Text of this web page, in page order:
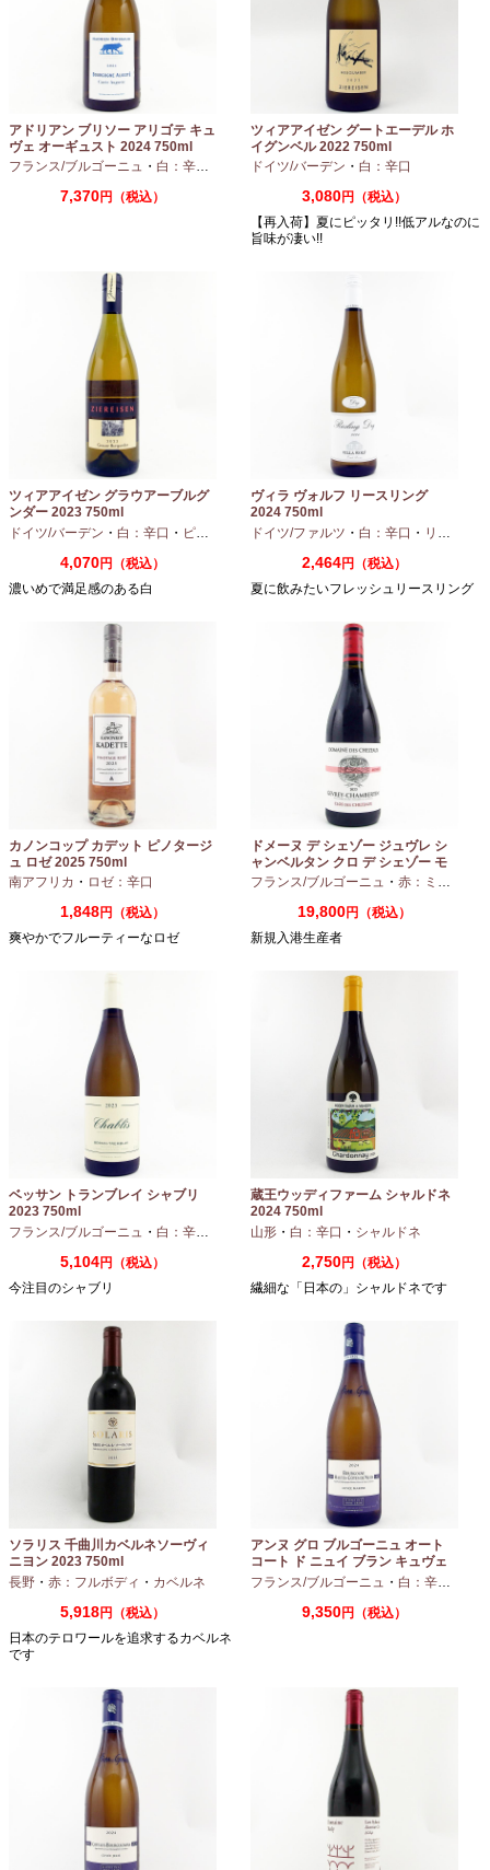
アドリアン ブリソー アリゴテ キュ
ヴェ オーギュスト 2024 750ml
フランス/ブルゴーニュ ・ 白：辛口 アリゴテ
7,370円（税込）
ツィアアイゼン グートエーデル ホ
イグンベル 2022 750ml
ドイツ/バーデン ・ 白：辛口
3,080円（税込）
【再入荷】夏にピッタリ!!低アルなのに
旨味が凄い!!
ツィアアイゼン グラウアーブルグ
ンダー 2023 750ml
ドイツ/バーデン ・ 白：辛口 ・ ピノグリ
4,070円（税込）
濃いめで満足感のある白
ヴィラ ヴォルフ リースリング
2024 750ml
ドイツ/ファルツ ・ 白：辛口 ・ リースリング
2,464円（税込）
夏に飲みたいフレッシュリースリング
カノンコップ カデット ピノタージ
ュ ロゼ 2025 750ml
南アフリカ ・ ロゼ：辛口
1,848円（税込）
爽やかでフルーティーなロゼ
ドメーヌ デ シェゾー ジュヴレ シ
ャンベルタン クロ デ シェゾー モ
ノポール 2023 750ml
フランス/ブルゴーニュ ・ 赤：ミディアムボディ
19,800円（税込）
新規入港生産者
ベッサン トランブレイ シャブリ
2023 750ml
フランス/ブルゴーニュ ・ 白：辛口 シャルドネ
5,104円（税込）
今注目のシャブリ
蔵王ウッディファーム シャルドネ
2024 750ml
山形 ・ 白：辛口 ・ シャルドネ
2,750円（税込）
繊細な「日本の」シャルドネです
ソラリス 千曲川カベルネソーヴィ
ニヨン 2023 750ml
長野 ・ 赤：フルボディ ・ カベルネ
5,918円（税込）
日本のテロワールを追求するカベルネ
です
アンヌ グロ ブルゴーニュ オート
コート ド ニュイ ブラン キュヴェ
マリーヌ 2024 750ml
フランス/ブルゴーニュ ・ 白：辛口
9,350円（税込）